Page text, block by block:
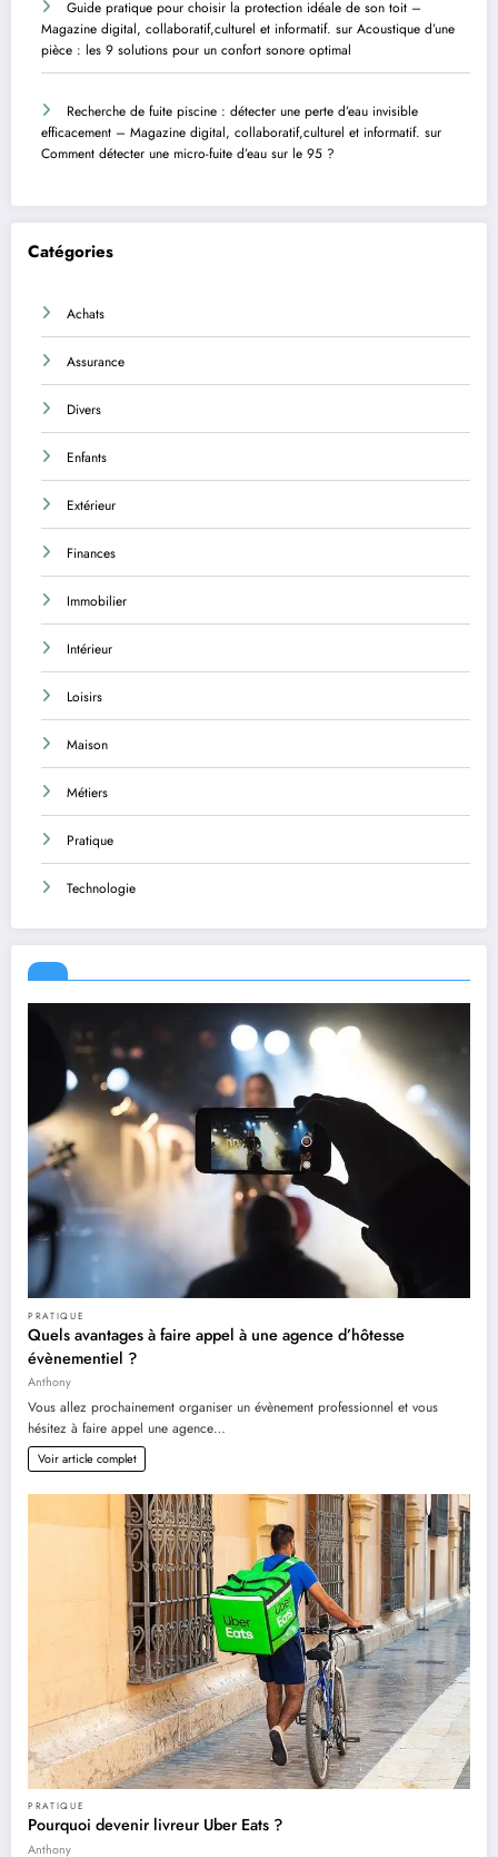
Guide pratique pour choisir la protection idéale de son toit –
Magazine digital, collaboratif,culturel et informatif. sur Acoustique d’une
pièce : les 9 solutions pour un confort sonore optimal
Recherche de fuite piscine : détecter une perte d’eau invisible
efficacement – Magazine digital, collaboratif,culturel et informatif. sur
Comment détecter une micro-fuite d’eau sur le 95 ?
Catégories
Achats
Assurance
Divers
Enfants
Extérieur
Finances
Immobilier
Intérieur
Loisirs
Maison
Métiers
Pratique
Technologie
PRATIQUE
Quels avantages à faire appel à une agence d’hôtesse
évènementiel ?
Anthony
Vous allez prochainement organiser un évènement professionnel et vous
hésitez à faire appel une agence…
Voir article complet
PRATIQUE
Pourquoi devenir livreur Uber Eats ?
Anthony